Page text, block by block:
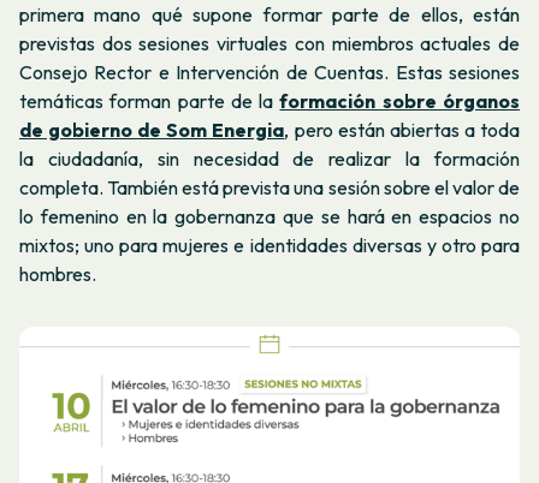
primera mano qué supone formar parte de ellos, están
previstas dos sesiones virtuales con miembros actuales de
Consejo Rector e Intervención de Cuentas. Estas sesiones
temáticas forman parte de laformación sobre órganos
de gobierno de Som Energia, pero están abiertas a toda
la ciudadanía, sin necesidad de realizar la formación
completa. También está prevista una sesión sobre el valor de
lo femenino en la gobernanza que se hará en espacios no
mixtos; uno para mujeres e identidades diversas y otro para
hombres.